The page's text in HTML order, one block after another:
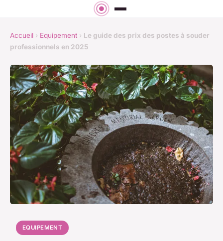
Accueil › Equipement › Le guide des prix des postes à souder
professionnels en 2025
EQUIPEMENT